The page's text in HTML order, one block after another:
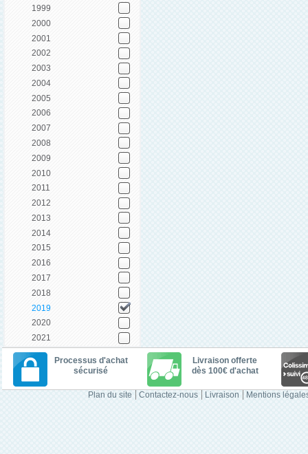
1999
2000
2001
2002
2003
2004
2005
2006
2007
2008
2009
2010
2011
2012
2013
2014
2015
2016
2017
2018
2019
2020
2021
Processus d'achat
sécurisé
Livraison offerte
dès 100€ d'achat
Plan du site Contactez-nous Livraison Mentions